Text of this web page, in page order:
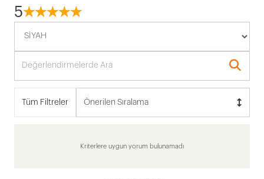
5☆☆☆☆☆
★★★★★
Tüm Filtreler Önerilen Sıralama
Kriterlere uygun yorum bulunamadı